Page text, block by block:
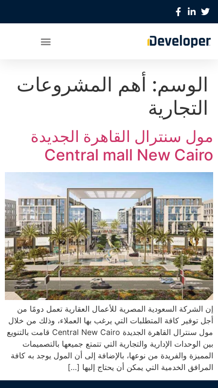
الوسم: أهم المشروعات
التجارية
مول سنترال القاهرة الجديدة
Central mall New Cairo
إن الشركة السعودية المصرية للأعمال العقارية تعمل دومًا من
أجل توفير كافة المتطلبات التي يرغب بها العملاء، وذلك من خلال
مول سنترال القاهرة الجديدة Central New Cairo قامت بالتنويع
بين الوحدات الإدارية والتجارية التي تتمتع جميعها بالتصميمات
المميزة والفريدة من نوعها، بالإضافة إلى أن المول يوجد به كافة
المرافق الخدمية التي يمكن أن يحتاج إليها […]